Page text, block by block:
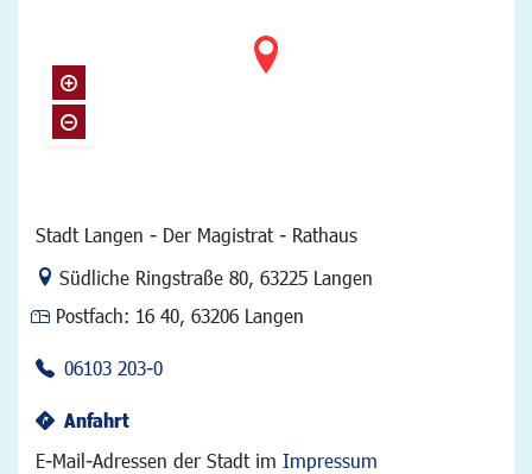
Stadt Langen - Der Magistrat - Rathaus
Link zur Google-Maps Navigation
Südliche Ringstraße 80, 63225 Langen
Postfach: 16 40, 63206 Langen
06103 203-0
Anfahrt
E-Mail-Adressen der Stadt im Impressum